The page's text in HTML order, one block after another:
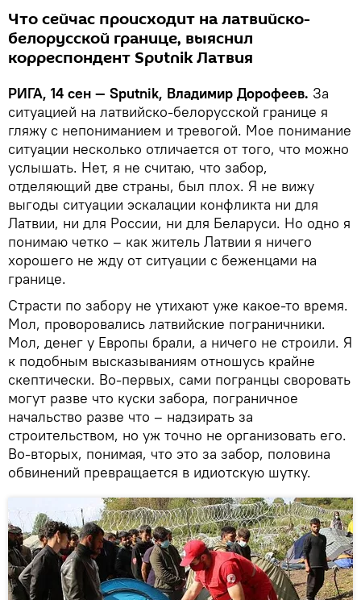
Что сейчас происходит на латвийско-
белорусской границе, выяснил
корреспондент Sputnik Латвия
РИГА, 14 сен — Sputnik, Владимир Дорофеев. За
ситуацией на латвийско-белорусской границе я
гляжу с непониманием и тревогой. Мое понимание
ситуации несколько отличается от того, что можно
услышать. Нет, я не считаю, что забор,
отделяющий две страны, был плох. Я не вижу
выгоды ситуации эскалации конфликта ни для
Латвии, ни для России, ни для Беларуси. Но одно я
понимаю четко – как житель Латвии я ничего
хорошего не жду от ситуации с беженцами на
границе.
Страсти по забору не утихают уже какое-то время.
Мол, проворовались латвийские пограничники.
Мол, денег у Европы брали, а ничего не строили. Я
к подобным высказываниям отношусь крайне
скептически. Во-первых, сами погранцы своровать
могут разве что куски забора, пограничное
начальство разве что – надзирать за
строительством, но уж точно не организовать его.
Во-вторых, понимая, что это за забор, половина
обвинений превращается в идиотскую шутку.